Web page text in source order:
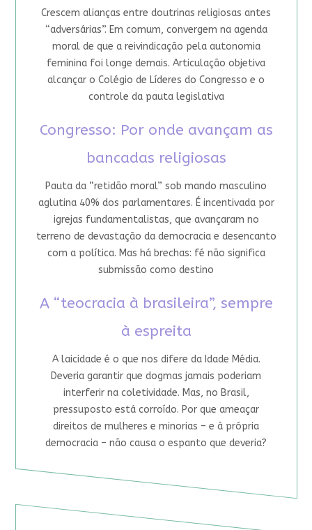
Crescem alianças entre doutrinas religiosas antes
“adversárias”. Em comum, convergem na agenda
moral de que a reivindicação pela autonomia
feminina foi longe demais. Articulação objetiva
alcançar o Colégio de Líderes do Congresso e o
controle da pauta legislativa
Congresso: Por onde avançam as
bancadas religiosas
Pauta da “retidão moral” sob mando masculino
aglutina 40% dos parlamentares. É incentivada por
igrejas fundamentalistas, que avançaram no
terreno de devastação da democracia e desencanto
com a política. Mas há brechas: fé não significa
submissão como destino
A “teocracia à brasileira”, sempre
à espreita
A laicidade é o que nos difere da Idade Média.
Deveria garantir que dogmas jamais poderiam
interferir na coletividade. Mas, no Brasil,
pressuposto está corroído. Por que ameaçar
direitos de mulheres e minorias – e à própria
democracia – não causa o espanto que deveria?